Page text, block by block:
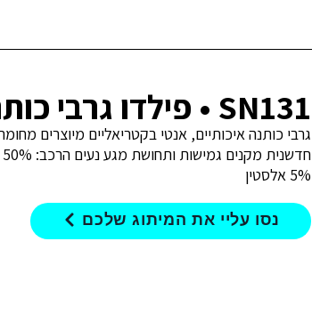
SN131 • פילדו גרבי כותנה
גרבי כותנה איכותיים, אנטי בקטריאליים מיוצרים
5% אלסטין
נסו עליי את המיתוג שלכם